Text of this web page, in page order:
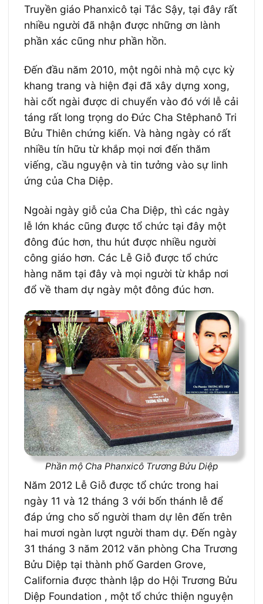
Truyền giáo Phanxicô tại Tắc Sậy, tại đây rất
nhiều người đã nhận được những ơn lành
phần xác cũng như phần hồn.
Đến đầu năm 2010, một ngôi nhà mộ cực kỳ
khang trang và hiện đại đã xây dựng xong,
hài cốt ngài được di chuyển vào đó với lễ cải
táng rất long trọng do Đức Cha Stêphanô Tri
Bửu Thiên chứng kiến. Và hàng ngày có rất
nhiều tín hữu từ khắp mọi nơi đến thăm
viếng, cầu nguyện và tin tưởng vào sự linh
ứng của Cha Diệp.
Ngoài ngày giỗ của Cha Diệp, thì các ngày
lễ lớn khác cũng được tổ chức tại đây một
đông đúc hơn, thu hút được nhiều người
công giáo hơn. Các Lễ Giỗ được tổ chức
hàng năm tại đây và mọi người từ khắp nơi
đổ về tham dự ngày một đông đúc hơn.
Phần mộ Cha Phanxicô Trương Bửu Diệp
Năm 2012 Lễ Giỗ được tổ chức trong hai
ngày 11 và 12 tháng 3 với bốn thánh lễ để
đáp ứng cho số người tham dự lên đến trên
hai mươi ngàn lượt người tham dự. Đến ngày
31 tháng 3 năm 2012 văn phòng Cha Trương
Bửu Diệp tại thành phố Garden Grove,
California được thành lập do Hội Trương Bửu
Diệp Foundation , một tổ chức thiện nguyện